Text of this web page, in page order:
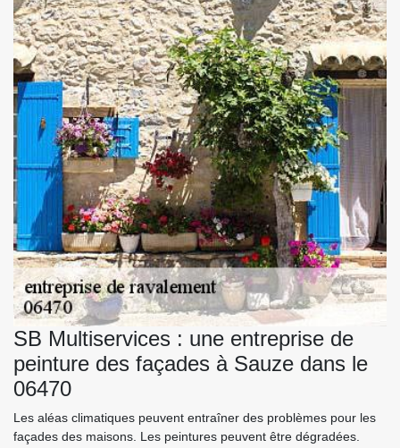
SB Multiservices : une entreprise de
peinture des façades à Sauze dans le
06470
Les aléas climatiques peuvent entraîner des problèmes pour les
façades des maisons. Les peintures peuvent être dégradées.